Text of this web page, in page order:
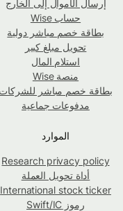
إرسال الأموال إلى الخارج
حساب Wise
بطاقة خصم مباشر دولية
تحويل مبلغ كبير
استلام المال
منصة Wise
بطاقة خصم مباشر للشركات
مدفوعات جماعية
الموارد
Research privacy policy
أداة تحويل العملة
International stock ticker
رموز Swift/IC